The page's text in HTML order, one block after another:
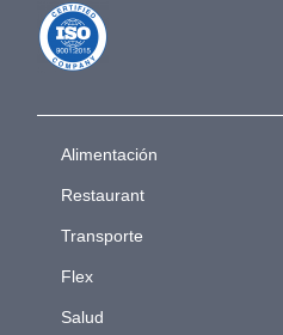
Alimentación
Restaurant
Transporte
Flex
Salud